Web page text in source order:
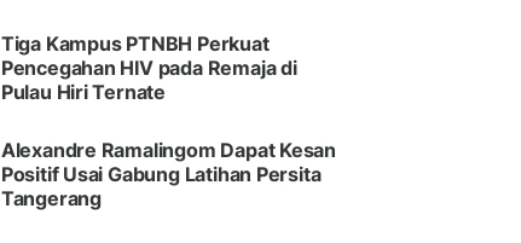
Tiga Kampus PTNBH Perkuat
Pencegahan HIV pada Remaja di
Pulau Hiri Ternate
Alexandre Ramalingom Dapat Kesan
Positif Usai Gabung Latihan Persita
Tangerang